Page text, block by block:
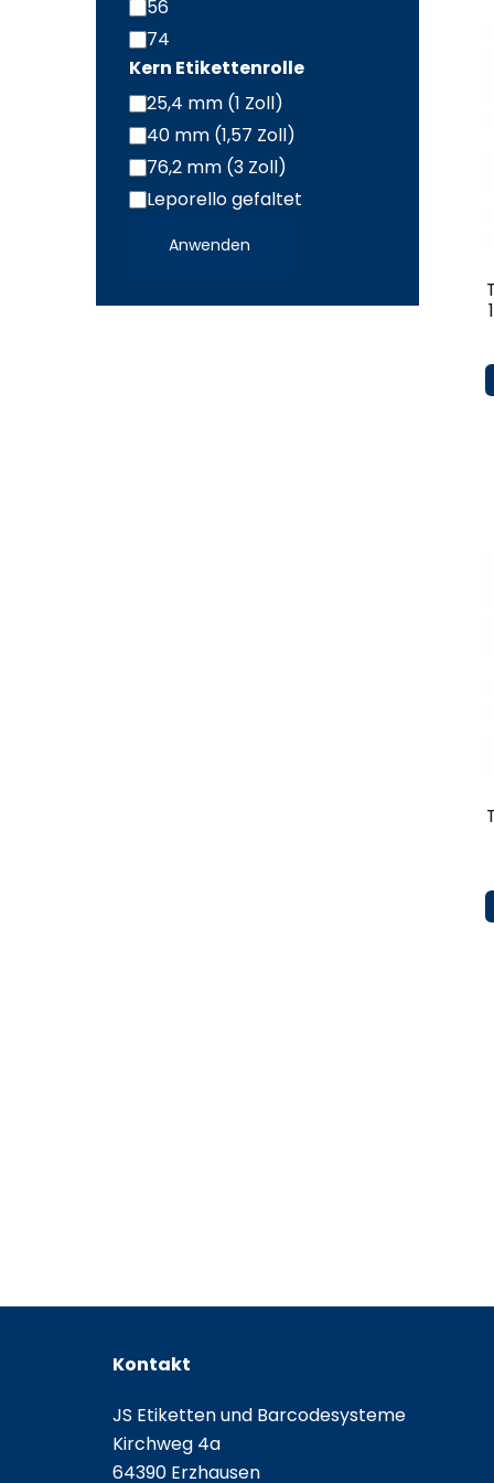
56
74
Kern Etikettenrolle
Kern
Etikettenrolle
/
25,4 mm (1 Zoll)
40 mm (1,57 Zoll)
76,2 mm (3 Zoll)
Leporello gefaltet
Anwenden
Kontakt
JS Etiketten und Barcodesysteme
Kirchweg 4a
64390 Erzhausen